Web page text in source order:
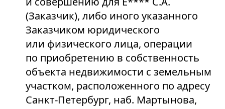
(Заказчик), либо иного указанного
Заказчиком юридического
или физического лица, операции
по приобретению в собственность
объекта недвижимости с земельным
участком, расположенного по адресу
Санкт-Петербург, наб. Мартынова,